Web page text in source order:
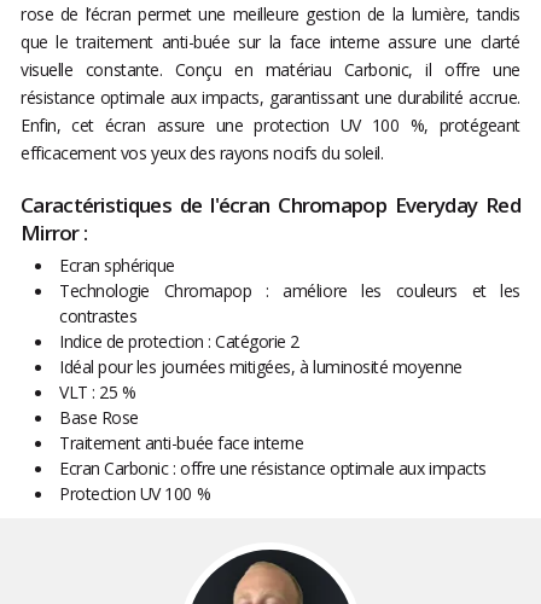
rose de l’écran permet une meilleure gestion de la lumière, tandis
que le traitement anti-buée sur la face interne assure une clarté
visuelle constante. Conçu en matériau Carbonic, il offre une
résistance optimale aux impacts, garantissant une durabilité accrue.
Enfin, cet écran assure une protection UV 100 %, protégeant
efficacement vos yeux des rayons nocifs du soleil.
Caractéristiques de l'écran Chromapop Everyday Red
Mirror :
Ecran sphérique
Technologie Chromapop : améliore les couleurs et les
contrastes
Indice de protection : Catégorie 2
Idéal pour les journées mitigées, à luminosité moyenne
VLT : 25 %
Base Rose
Traitement anti-buée face interne
Ecran Carbonic : offre une résistance optimale aux impacts
Protection UV 100 %